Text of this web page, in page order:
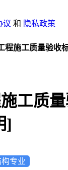
议 和 隐私政策
程施工质量验收
工质
]
专业